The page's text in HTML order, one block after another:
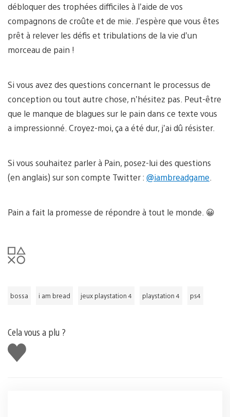
débloquer des trophées difficiles à l’aide de vos
compagnons de croûte et de mie. J’espère que vous êtes
prêt à relever les défis et tribulations de la vie d’un
morceau de pain !
Si vous avez des questions concernant le processus de
conception ou tout autre chose, n’hésitez pas. Peut-être
que le manque de blagues sur le pain dans ce texte vous
a impressionné. Croyez-moi, ça a été dur, j’ai dû résister.
Si vous souhaitez parler à Pain, posez-lui des questions
(en anglais) sur son compte Twitter : @iambreadgame
Pain a fait la promesse de répondre à tout le monde. 😀
bossa i am bread jeux playstation 4 playstation 4 ps4
Cela vous a plu ?
J'aime